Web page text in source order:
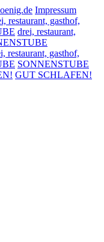
Impressum
restaurant, gasthof,
drei, restaurant,
restaurant, gasthof,
SONNENSTUBE
GUT SCHLAFEN!